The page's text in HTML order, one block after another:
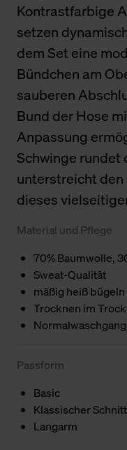
Kontrastfarbige
setzen
dem Set eine
Bündchen am
sauberen
Bund der Hose
Anpassung
Schwinge rundet
unterstreicht
dieses
Material und Pflege
70% Baumwolle,
Sweat-Qualität
mäßig heiß bügeln
Trocknen im
Passform
Basic
Klassischer
Langarm